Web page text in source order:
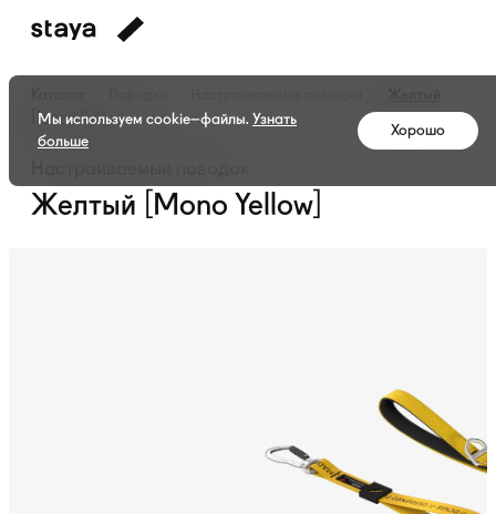
[Mono Yellow]
Желтый [Mono Yellow]
Мы используем cookie–файлы. Узнать
больше
Хорошо